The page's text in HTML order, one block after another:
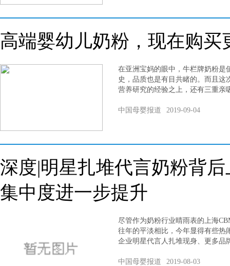
高端婴幼儿奶粉，现在购买
在亚洲宝妈的眼中，牛栏牌奶粉是
史，品质也是有目共睹的。而且
营养研究的经验之上，还有三重亲
中国母婴报道 2019-09-04
深度|明星扎堆代言奶粉背
集中度进一步提升
尽管作为奶粉行业晴雨表的上海
往年的平淡相比，今年显得有些热
企业明星代言人扎堆现身、更多品
中国母婴报道 2019-08-03